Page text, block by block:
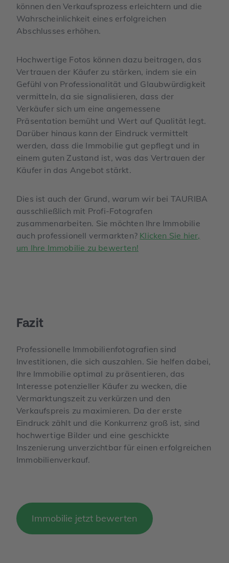
können den Verkaufsprozess erleichtern und die
Wahrscheinlichkeit eines erfolgreichen
Abschlusses erhöhen.
Hochwertige Fotos können dazu beitragen, das
Vertrauen der Käufer zu stärken, indem sie ein
Gefühl von Professionalität und Glaubwürdigkeit
vermitteln, da sie signalisieren, dass der
Verkäufer sich um eine angemessene
Präsentation bemüht und Wert auf Qualität legt.
Darüber hinaus kann der Eindruck vermittelt
werden, dass die Immobilie gut gepflegt und in
einem guten Zustand ist, was das Vertrauen der
Käufer in das Angebot stärkt.
Dies ist auch der Grund, warum wir bei TAURIBA
ausschließlich mit Profi-Fotografen
zusammenarbeiten. Sie möchten Ihre Immobilie
auch professionell vermarkten? Klicken Sie hier,
um Ihre Immobilie zu bewerten!
Fazit
Professionelle Immobilienfotografien sind
Investitionen, die sich auszahlen. Sie helfen dabei,
Ihre Immobilie optimal zu präsentieren, das
Interesse potenzieller Käufer zu wecken, die
Vermarktungszeit zu verkürzen und den
Verkaufspreis zu maximieren. Da der erste
Eindruck zählt und die Konkurrenz groß ist, sind
hochwertige Bilder und eine geschickte
Inszenierung unverzichtbar für einen erfolgreichen
Immobilienverkauf.
Immobilie jetzt bewerten